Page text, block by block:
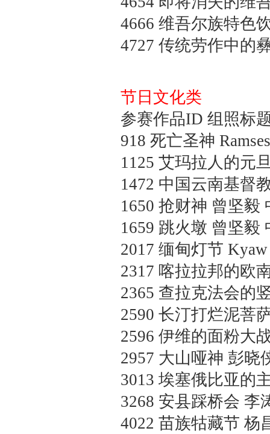
4666 维吾尔族特色
4727 传统劳作中的
节日文化类
参赛作品ID 组照标
918 死亡圣神
1125 艾玛拉人的元
1472 中国云南基督
1650 抢财神 曾坚毅
1659 跳火墩 曾坚毅
2017 缅甸灯节
2317 喀拉拉邦的欧
2365 查拉克法会的
2590 长汀打烂泥菩
2596 伊维的面粉大
2957 大山哑神 彭晓
3013 埃塞俄比亚的
3268 安县踩桥会 李
4022 苗族牯藏节 杨